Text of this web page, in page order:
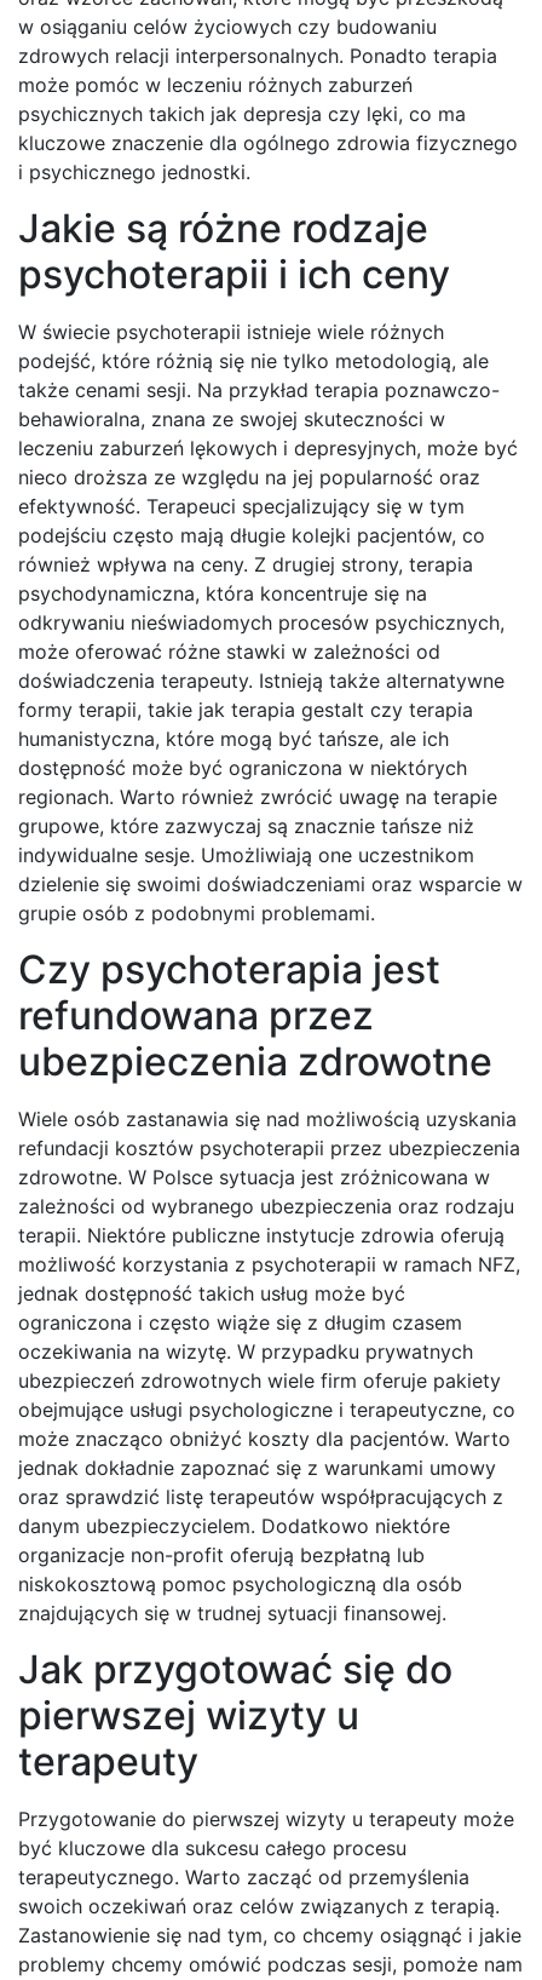
w osiąganiu celów życiowych czy budowaniu
zdrowych relacji interpersonalnych. Ponadto terapia
może pomóc w leczeniu różnych zaburzeń
psychicznych takich jak depresja czy lęki, co ma
kluczowe znaczenie dla ogólnego zdrowia fizycznego
i psychicznego jednostki.
Jakie są różne rodzaje
psychoterapii i ich ceny
W świecie psychoterapii istnieje wiele różnych
podejść, które różnią się nie tylko metodologią, ale
także cenami sesji. Na przykład terapia poznawczo-
behawioralna, znana ze swojej skuteczności w
leczeniu zaburzeń lękowych i depresyjnych, może być
nieco droższa ze względu na jej popularność oraz
efektywność. Terapeuci specjalizujący się w tym
podejściu często mają długie kolejki pacjentów, co
również wpływa na ceny. Z drugiej strony, terapia
psychodynamiczna, która koncentruje się na
odkrywaniu nieświadomych procesów psychicznych,
może oferować różne stawki w zależności od
doświadczenia terapeuty. Istnieją także alternatywne
formy terapii, takie jak terapia gestalt czy terapia
humanistyczna, które mogą być tańsze, ale ich
dostępność może być ograniczona w niektórych
regionach. Warto również zwrócić uwagę na terapie
grupowe, które zazwyczaj są znacznie tańsze niż
indywidualne sesje. Umożliwiają one uczestnikom
dzielenie się swoimi doświadczeniami oraz wsparcie w
grupie osób z podobnymi problemami.
Czy psychoterapia jest
refundowana przez
ubezpieczenia zdrowotne
Wiele osób zastanawia się nad możliwością uzyskania
refundacji kosztów psychoterapii przez ubezpieczenia
zdrowotne. W Polsce sytuacja jest zróżnicowana w
zależności od wybranego ubezpieczenia oraz rodzaju
terapii. Niektóre publiczne instytucje zdrowia oferują
możliwość korzystania z psychoterapii w ramach NFZ,
jednak dostępność takich usług może być
ograniczona i często wiąże się z długim czasem
oczekiwania na wizytę. W przypadku prywatnych
ubezpieczeń zdrowotnych wiele firm oferuje pakiety
obejmujące usługi psychologiczne i terapeutyczne, co
może znacząco obniżyć koszty dla pacjentów. Warto
jednak dokładnie zapoznać się z warunkami umowy
oraz sprawdzić listę terapeutów współpracujących z
danym ubezpieczycielem. Dodatkowo niektóre
organizacje non-profit oferują bezpłatną lub
niskokosztową pomoc psychologiczną dla osób
znajdujących się w trudnej sytuacji finansowej.
Jak przygotować się do
pierwszej wizyty u
terapeuty
Przygotowanie do pierwszej wizyty u terapeuty może
być kluczowe dla sukcesu całego procesu
terapeutycznego. Warto zacząć od przemyślenia
swoich oczekiwań oraz celów związanych z terapią.
Zastanowienie się nad tym, co chcemy osiągnąć i jakie
problemy chcemy omówić podczas sesji, pomoże nam